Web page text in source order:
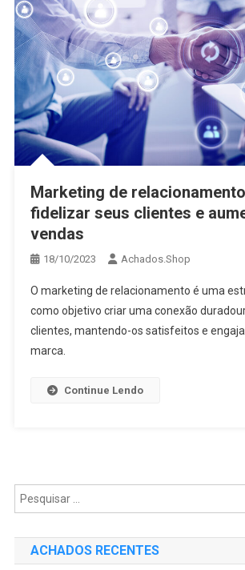
Marketing de
fidelizar seus clientes e
vendas
18/10/2023 Achados.Shop
O marketing de relacionamento é uma
como objetivo criar uma conexão
clientes, mantendo-os satisfeitos e
marca.
Continue Lendo
ACHADOS RECENTES